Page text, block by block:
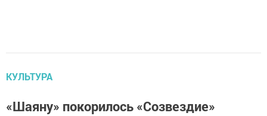
КУЛЬТУРА
«Шаяну» покорилось «Созвездие»